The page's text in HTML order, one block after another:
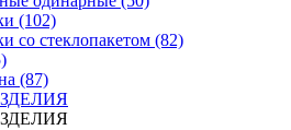
(102)
со стеклопакетом (82)
(87)